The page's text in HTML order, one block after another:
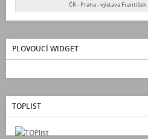
ČR - Praha - výstava František
PLOVOUCÍ WIDGET
TOPLIST